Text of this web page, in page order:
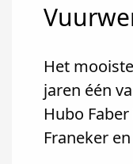
Het
jaren één
Hubo
Franeker